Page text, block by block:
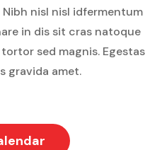
nisl nisl idfermentum
in dis sit cras natoque
sed magnis. Egestas
gravida amet.